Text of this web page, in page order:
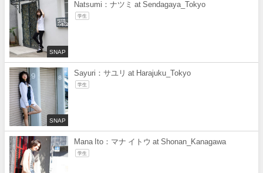
SNAP
Natsumi：ナツミ at Sendagaya_Tokyo
学生
SNAP
Sayuri：サユリ at Harajuku_Tokyo
学生
Mana Ito：マナ イトウ at Shonan_Kanagawa
学生